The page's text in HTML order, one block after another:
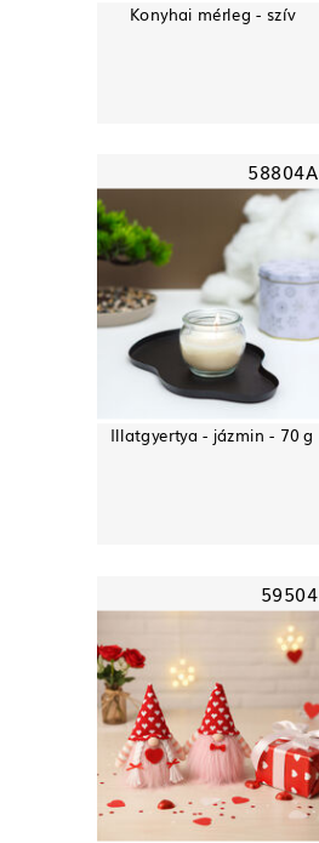
Konyhai mérleg - szív
58804A
Illatgyertya - jázmin - 70 g
59504